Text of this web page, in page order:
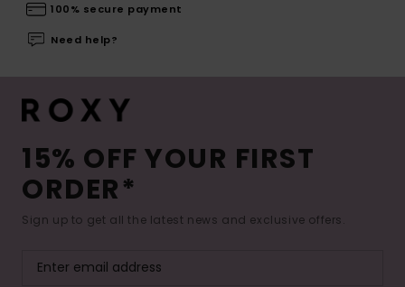
100% secure payment
Need help?
15% OFF YOUR FIRST
ORDER*
Sign up to get all the latest news and exclusive offers.